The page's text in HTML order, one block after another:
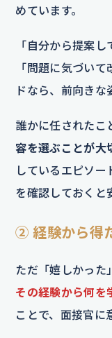
めています。
「自分から提案
「問題に気づい
ドなら、前向きな
誰かに任されたこ
容を選ぶことが大
しているエピソ
を確認しておくと
② 経験から得
ただ「嬉しかった
その経験から何を
ことで、面接官に